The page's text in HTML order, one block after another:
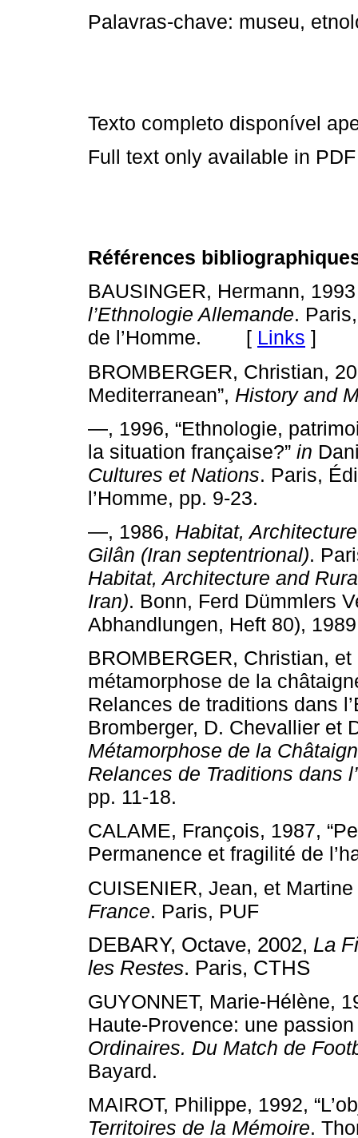
Palavras-chave: museu,
Texto completo disponível
Full text only available in
Références
BAUSINGER, Hermann,
l’Ethnologie Allemande.
de l’Homme. [ Links ]
BROMBERGER, Christian,
Mediterranean”, History and
—, 1996, “Ethnologie,
la situation française?” in
Cultures et Nations. Paris,
l’Homme, pp. 9-23.
—, 1986, Habitat,
Gilân (Iran septentrional).
Habitat, Architecture and
Iran). Bonn, Ferd Dümmlers
Abhandlungen, Heft 80),
BROMBERGER, Christian,
métamorphose de la
Relances de traditions dans
Bromberger, D. Chevallier et
Métamorphose de la
Relances de Traditions dans
pp. 11-18.
CALAME, François, 1987,
Permanence et fragilité de
CUISENIER, Jean, et
France. Paris, PUF
DEBARY, Octave, 2002, La
les Restes. Paris, CTHS
GUYONNET, Marie-Hélène,
Haute-Provence: une
Ordinaires. Du Match de
Bayard.
MAIROT, Philippe, 1992,
Territoires de la Mémoire.